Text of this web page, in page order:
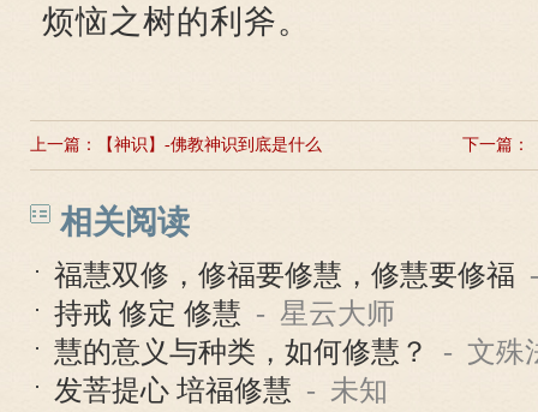
烦恼之树的利斧。
上一篇： 【神识】-佛教神识到底是什么 下一篇：
相关阅读
福慧双修，修福要修慧，修慧要修福
持戒 修定 修慧 - 星云大师
慧的意义与种类，如何修慧？
- 文殊
发菩提心 培福修慧 - 未知